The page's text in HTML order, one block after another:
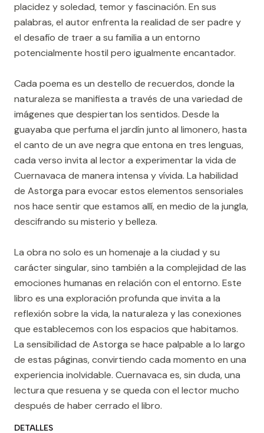
placidez y soledad, temor y fascinación. En sus
palabras, el autor enfrenta la realidad de ser padre y
el desafío de traer a su familia a un entorno
potencialmente hostil pero igualmente encantador.
Cada poema es un destello de recuerdos, donde la
naturaleza se manifiesta a través de una variedad de
imágenes que despiertan los sentidos. Desde la
guayaba que perfuma el jardín junto al limonero, hasta
el canto de un ave negra que entona en tres lenguas,
cada verso invita al lector a experimentar la vida de
Cuernavaca de manera intensa y vívida. La habilidad
de Astorga para evocar estos elementos sensoriales
nos hace sentir que estamos allí, en medio de la jungla,
descifrando su misterio y belleza.
La obra no solo es un homenaje a la ciudad y su
carácter singular, sino también a la complejidad de las
emociones humanas en relación con el entorno. Este
libro es una exploración profunda que invita a la
reflexión sobre la vida, la naturaleza y las conexiones
que establecemos con los espacios que habitamos.
La sensibilidad de Astorga se hace palpable a lo largo
de estas páginas, convirtiendo cada momento en una
experiencia inolvidable. Cuernavaca es, sin duda, una
lectura que resuena y se queda con el lector mucho
después de haber cerrado el libro.
DETALLES